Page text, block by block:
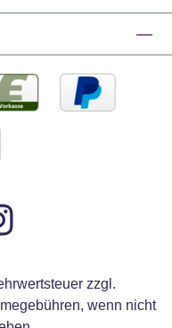
zzgl.
wenn nicht